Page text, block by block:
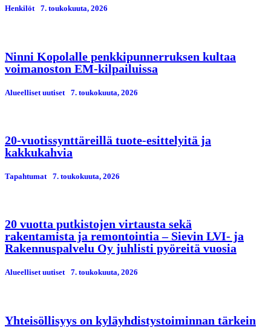
Henkilöt 7. toukokuuta, 2026
Ninni Kopolalle penkkipunnerruksen kultaa
voimanoston EM-kilpailuissa
Alueelliset uutiset 7. toukokuuta, 2026
20-vuotissynttäreillä tuote-esittelyitä ja
kakkukahvia
Tapahtumat 7. toukokuuta, 2026
20 vuotta putkistojen virtausta sekä
rakentamista ja remontointia – Sievin LVI- ja
Rakennuspalvelu Oy juhlisti pyöreitä vuosia
Alueelliset uutiset 7. toukokuuta, 2026
Yhteisöllisyys on kyläyhdistystoiminnan tärkein